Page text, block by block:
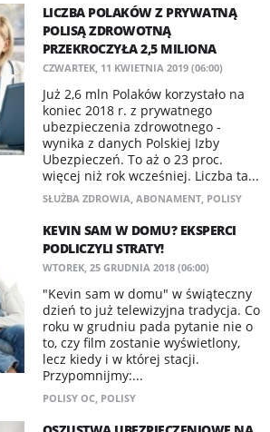
LICZBA POLAKÓW Z PRYWATNĄ
POLISĄ ZDROWOTNĄ
PRZEKROCZYŁA 2,5 MILIONA
CZWARTEK, 11 KWIETNIA 2019 (06:00)
Już 2,6 mln Polaków korzystało na
koniec 2018 r. z prywatnego
ubezpieczenia zdrowotnego -
wynika z danych Polskiej Izby
Ubezpieczeń. To aż o 23 proc.
więcej niż rok wcześniej. Liczba ta...
SŁUŻBA ZDROWIA, ABONAMENT, POLISY
KEVIN SAM W DOMU? EKSPERCI
PODLICZYLI STRATY!
WTOREK, 25 GRUDNIA 2018 (06:00)
"Kevin sam w domu" w świąteczny
dzień to już telewizyjna tradycja. Co
roku w grudniu pada pytanie nie o
to, czy film zostanie wyświetlony,
lecz kiedy i w której stacji.
Przypomnijmy:...
POLISY OC, POLISY